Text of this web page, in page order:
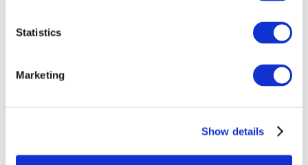
Statistics
Marketing
Show details
Творческий вечер